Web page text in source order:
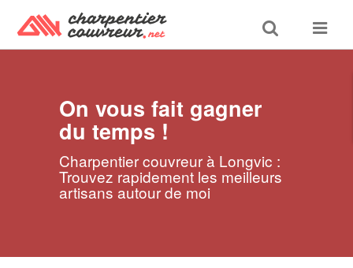
Toggle
search
Toggle
On vous fait gagner
du temps !
Charpentier couvreur à Longvic :
Trouvez rapidement les meilleurs
artisans autour de moi